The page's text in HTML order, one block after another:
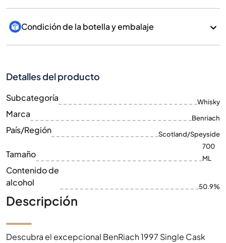
Condición de la botella y embalaje
Detalles del producto
Subcategoría Whisky
Marca Benriach
País/Región Scotland/Speyside
Tamaño
700
ML
Contenido de
alcohol
50.9%
Descripción
Descubra el excepcional BenRiach 1997 Single Cask